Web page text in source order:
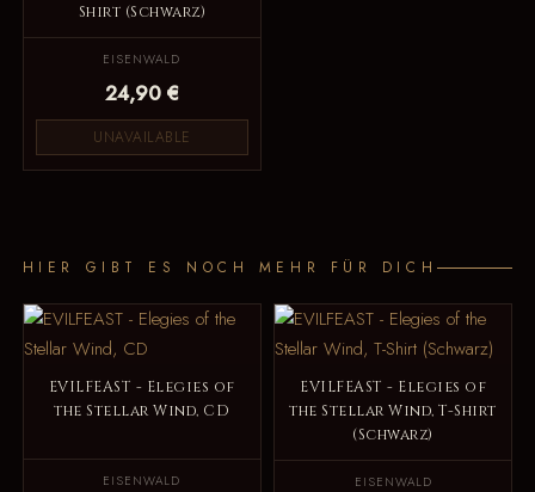
Shirt (Schwarz)
EISENWALD
24,90 €
UNAVAILABLE
HIER GIBT ES NOCH MEHR FÜR DICH
EVILFEAST - Elegies of
the Stellar Wind, CD
EISENWALD
EVILFEAST - Elegies of
the Stellar Wind, T-Shirt
(Schwarz)
EISENWALD